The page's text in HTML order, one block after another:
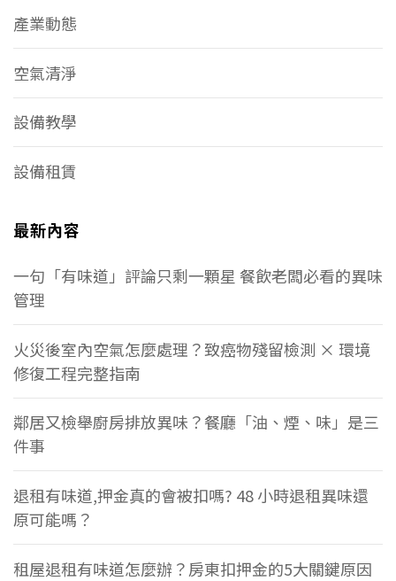
產業動態
空氣清淨
設備教學
設備租賃
最新內容
一句「有味道」評論只剩一顆星 餐飲老闆必看的異味
管理
火災後室內空氣怎麼處理？致癌物殘留檢測 × 環境
修復工程完整指南
鄰居又檢舉廚房排放異味？餐廳「油、煙、味」是三
件事
退租有味道,押金真的會被扣嗎? 48 小時退租異味還
原可能嗎？
租屋退租有味道怎麼辦？房東扣押金的5大關鍵原因